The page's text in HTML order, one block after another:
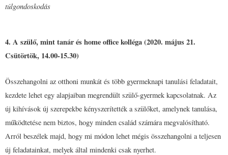
túlgondoskodás
4. A szülő, mint tanár és home office kolléga (2020. május 21.
Csütörtök, 14.00-15.30)
Összehangolni az otthoni munkát és több gyermeknapi tanulási feladatait,
kezdete lehet egy alapjaiban megrendült szülő-gyermek kapcsolatnak. Az
új kihívások új szerepekbe kényszerítették a szülőket, amelynek tanulása,
működtetése nem biztos, hogy minden család számára megvalósítható.
Arról beszélek majd, hogy mi módon lehet mégis összehangolni a teljesen
új feladatainkat, melyek által mindenki csak nyerhet.